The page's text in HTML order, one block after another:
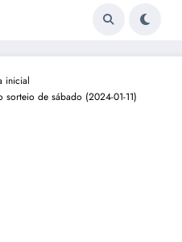
inicial
de sábado (2024-01-11)